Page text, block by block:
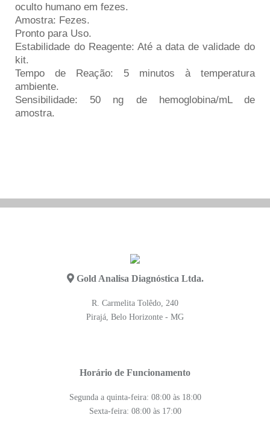
oculto humano em fezes.
Amostra: Fezes.
Pronto para Uso.
Estabilidade do Reagente: Até a data de validade do
kit.
Tempo de Reação: 5 minutos à temperatura
ambiente.
Sensibilidade: 50 ng de hemoglobina/mL de
amostra.
Gold Analisa Diagnóstica Ltda.
R. Carmelita Tolêdo, 240
Pirajá, Belo Horizonte - MG
Horário de Funcionamento
Segunda a quinta-feira: 08:00 às 18:00
Sexta-feira: 08:00 às 17:00